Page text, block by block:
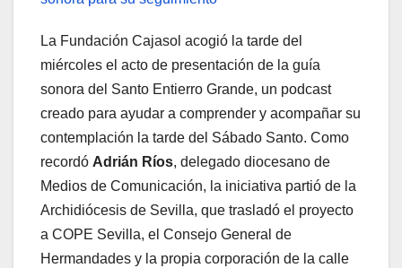
La Fundación Cajasol acogió la tarde del
miércoles el acto de presentación de la guía
sonora del Santo Entierro Grande, un podcast
creado para ayudar a comprender y acompañar su
contemplación la tarde del Sábado Santo. Como
recordó Adrián Ríos, delegado diocesano de
Medios de Comunicación, la iniciativa partió de la
Archidiócesis de Sevilla, que trasladó el proyecto
a COPE Sevilla, el Consejo General de
Hermandades y la propia corporación de la calle